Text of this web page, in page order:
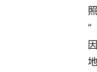
照
“
因
地